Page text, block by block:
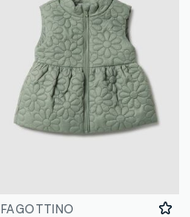
FAGOTTINO